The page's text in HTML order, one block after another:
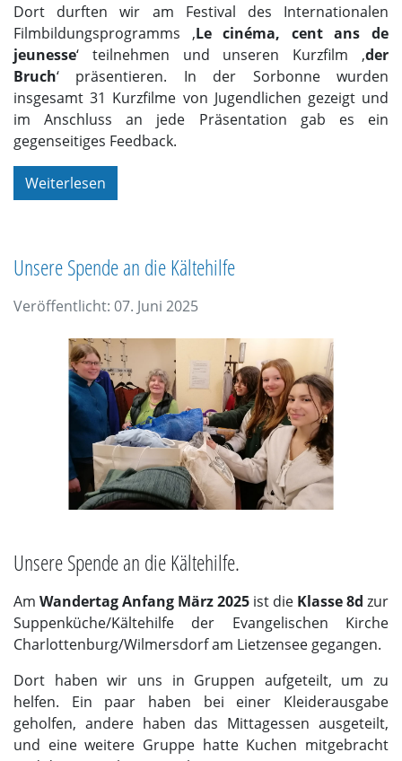
Dort durften wir am Festival des Internationalen
Filmbildungsprogramms ‚Le cinéma, cent ans de
jeunesse‘ teilnehmen und unseren Kurzfilm ‚der
Bruch‘ präsentieren. In der Sorbonne wurden
insgesamt 31 Kurzfilme von Jugendlichen gezeigt und
im Anschluss an jede Präsentation gab es ein
gegenseitiges Feedback.
Weiterlesen
Unsere Spende an die Kältehilfe
Veröffentlicht: 07. Juni 2025
Unsere Spende an die Kältehilfe.
Am Wandertag Anfang März 2025 ist die Klasse 8d zur
Suppenküche/Kältehilfe der Evangelischen Kirche
Charlottenburg/Wilmersdorf am Lietzensee gegangen.
Dort haben wir uns in Gruppen aufgeteilt, um zu
helfen. Ein paar haben bei einer Kleiderausgabe
geholfen, andere haben das Mittagessen ausgeteilt,
und eine weitere Gruppe hatte Kuchen mitgebracht